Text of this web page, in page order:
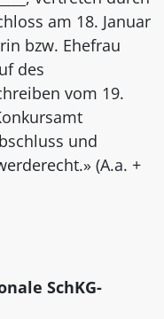
am 18. Januar
bzw. Ehefrau
des
vom 19.
und
(A.a. +
SchKG-